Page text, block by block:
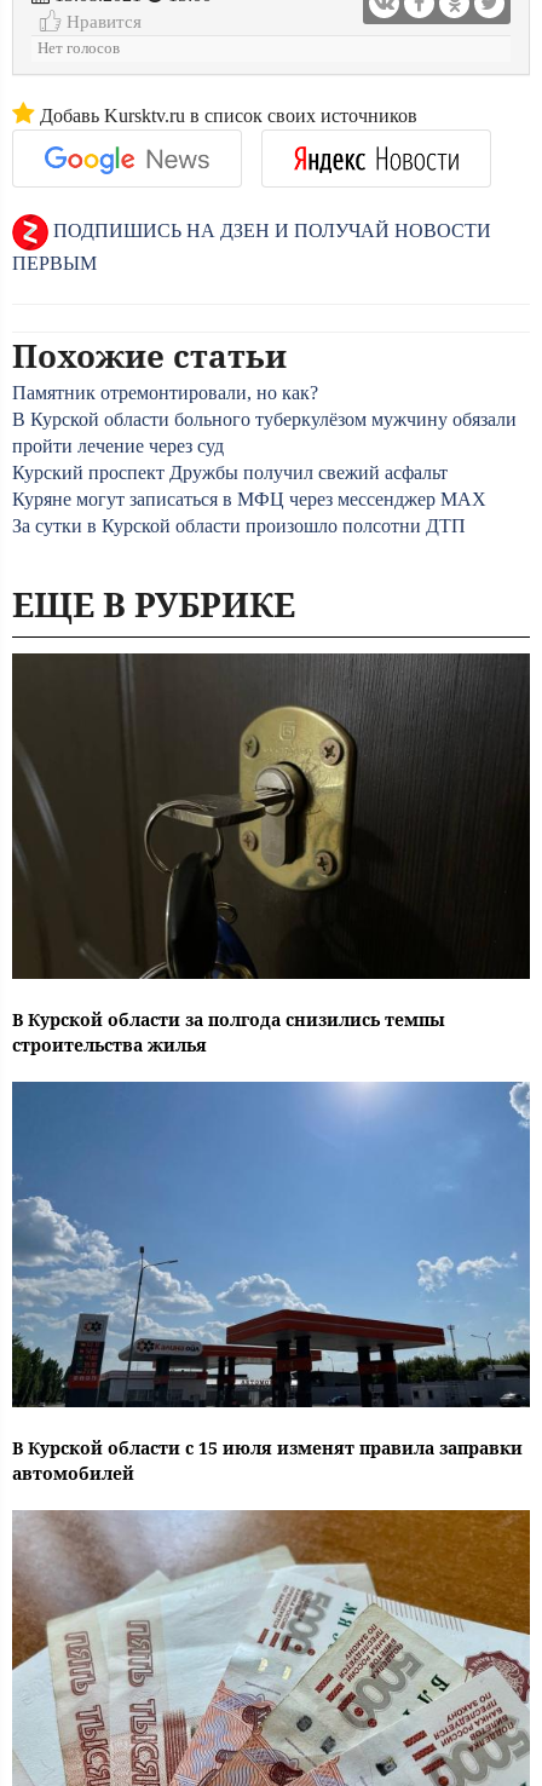
Нравится
Нет голосов
Добавь Kursktv.ru в список своих источников
ПОДПИШИСЬ НА ДЗЕН И ПОЛУЧАЙ НОВОСТИ
ПЕРВЫМ
Похожие статьи
Памятник отремонтировали, но как?
В Курской области больного туберкулёзом мужчину обязали
пройти лечение через суд
Курский проспект Дружбы получил свежий асфальт
Куряне могут записаться в МФЦ через мессенджер MAX
За сутки в Курской области произошло полсотни ДТП
ЕЩЕ В РУБРИКЕ
В Курской области за полгода снизились темпы
строительства жилья
В Курской области с 15 июля изменят правила заправки
автомобилей